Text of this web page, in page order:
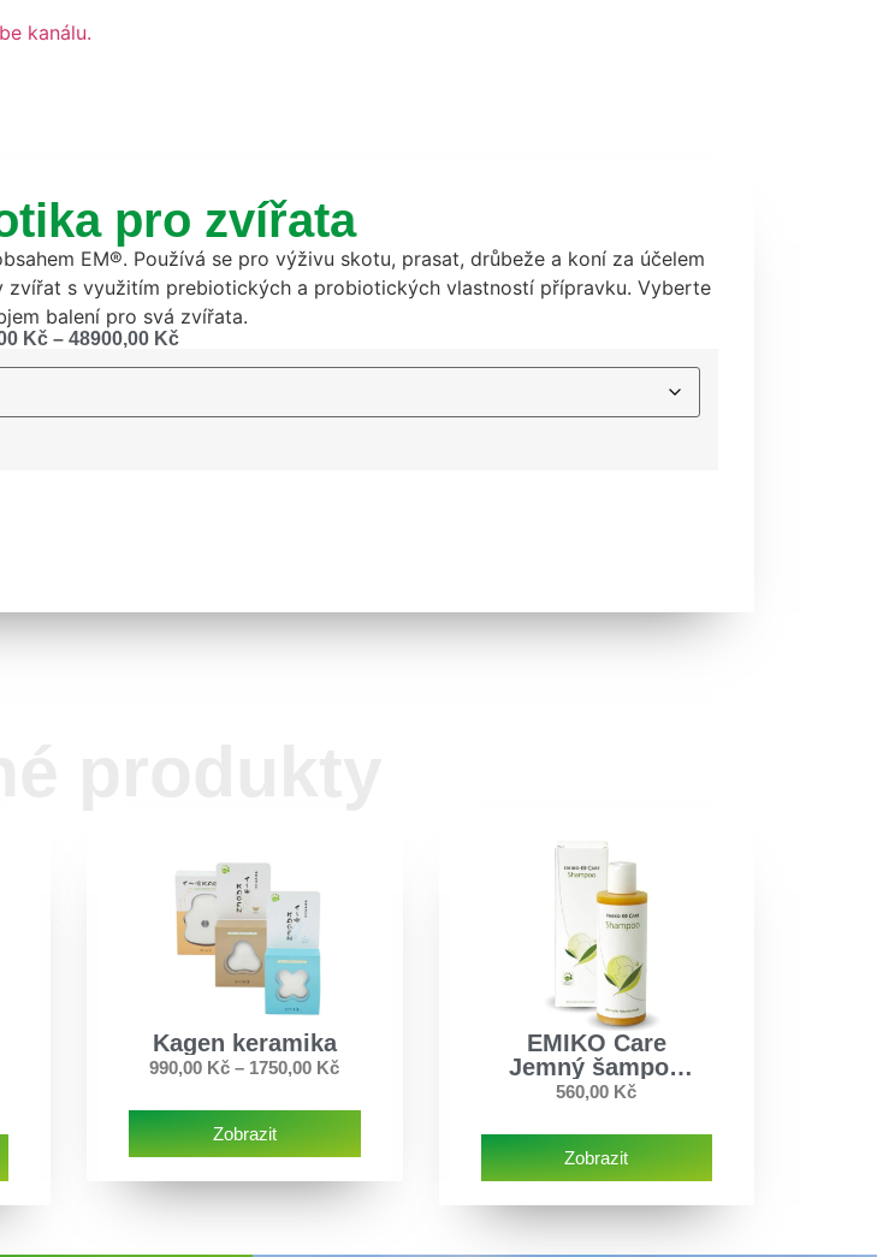
kanálu.
pro zvířata
EM®. Používá se pro výživu skotu, prasat, drůbeže a koní za účelem
s využitím prebiotických a probiotických vlastností přípravku. Vyberte
balení pro svá zvířata.
Kč – 48900,00 Kč
Kagen keramika
990,00 Kč – 1750,00 Kč
Zobrazit
EMIKO Care
Jemný šampon
(200 ml)
560,00 Kč
Zobrazit